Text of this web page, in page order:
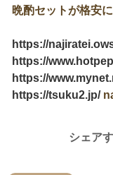
晩酌セットが格安に
https://
https://
https://
https://tsuku2.jp/
シェア